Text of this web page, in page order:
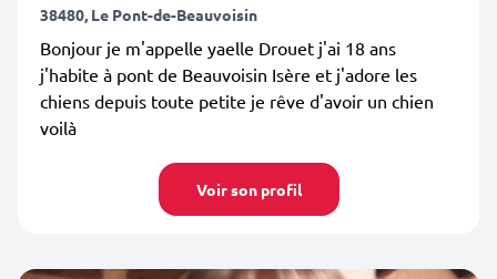
38480, Le Pont-de-Beauvoisin
Bonjour je m'appelle yaelle Drouet j'ai 18 ans
j'habite à pont de Beauvoisin Isère et j'adore les
chiens depuis toute petite je rêve d'avoir un chien
voilà
Voir son profil